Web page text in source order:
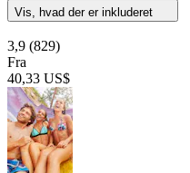
Vis, hvad der er inkluderet
3,9 (829)
Fra
40,33 US$